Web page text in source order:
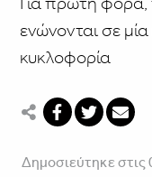
ενώνονται σε
κυκλοφορία
Δημοσιεύτηκε στις